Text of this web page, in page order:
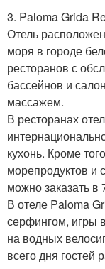
3. Paloma Grida
Отель
моря в городе
ресторанов с
бассейнов и
массажем.
В ресторанах
кухонь. Кроме
морепродуктов и
можно заказать в
В отеле Paloma
серфингом, игры
на водных
всего дня гостей